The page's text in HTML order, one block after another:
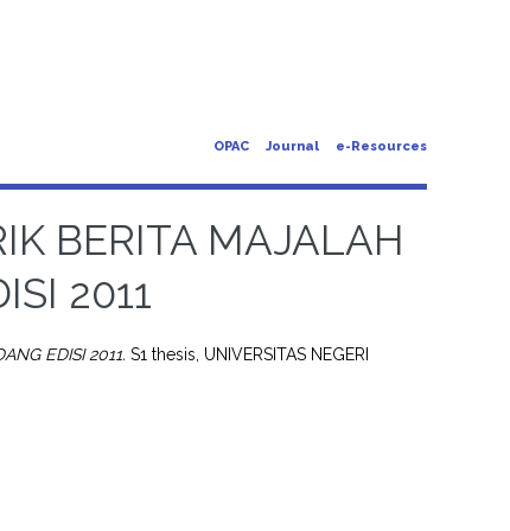
OPAC Journal e-Resources
BERITA MAJALAH
2011
EDISI 2011. S1 thesis, UNIVERSITAS NEGERI